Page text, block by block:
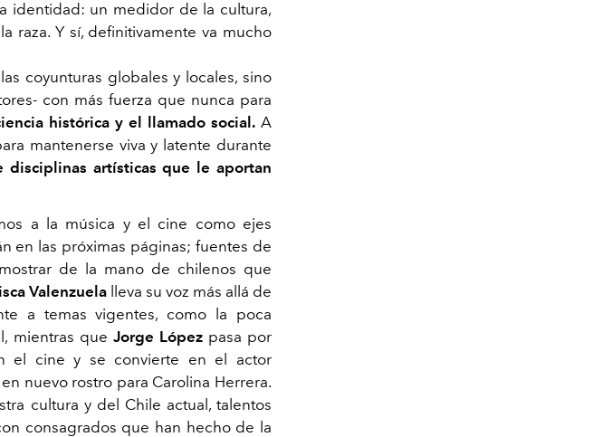
identidad: un medidor de la cultura,
raza. Y sí, definitivamente va mucho
coyunturas globales y locales, sino
con más fuerza que nunca para
histórica y el llamado social. A
mantenerse viva y latente durante
disciplinas artísticas que le aportan
a la música y el cine como ejes
en las próximas páginas; fuentes de
de la mano de chilenos que
Valenzuela lleva su voz más allá de
a temas vigentes, como la poca
mientras que Jorge López pasa por
el cine y se convierte en el actor
nuevo rostro para Carolina Herrera.
cultura y del Chile actual, talentos
consagrados que han hecho de la